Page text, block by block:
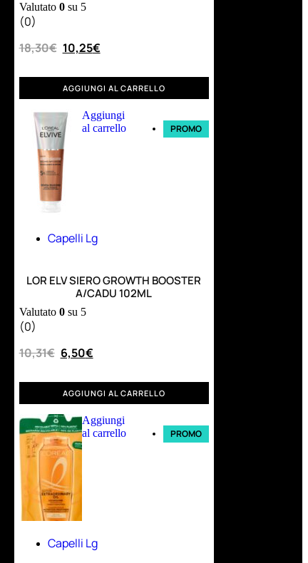
Valutato 0su 5
(0)
18,30€ 10,25€
AGGIUNGI AL CARRELLO
Aggiungi
al carrello
PROMO
Capelli Lg
LOR ELV SIERO GROWTH BOOSTER
A/CADU 102ML
Valutato 0su 5
(0)
10,31€ 6,50€
AGGIUNGI AL CARRELLO
Aggiungi
al carrello
PROMO
Capelli Lg